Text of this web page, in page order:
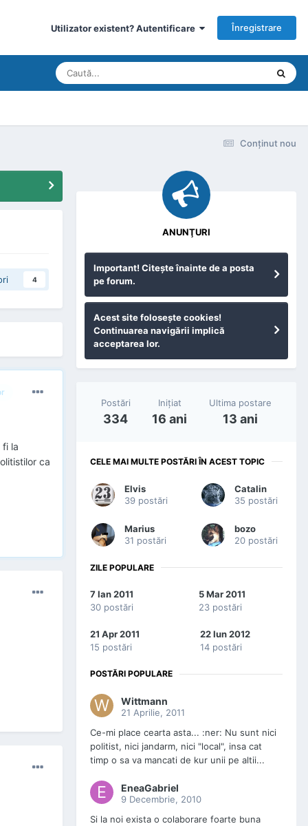
Utilizator existent? Autentificare Înregistrare
Conţinut nou
4
fi la
ca
ANUNŢURI
Important! Citeşte înainte de a posta
pe forum.
Acest site foloseşte cookies!
Continuarea navigării implică
acceptarea lor.
Postări
334
Iniţiat
16 ani
Ultima postare
13 ani
CELE MAI MULTE POSTĂRI ÎN ACEST TOPIC
Elvis
39 postări
Catalin
35 postări
Marius
31 postări
bozo
20 postări
ZILE POPULARE
7 Ian 2011
30 postări
5 Mar 2011
23 postări
21 Apr 2011
15 postări
22 Iun 2012
14 postări
POSTĂRI POPULARE
Wittmann
21 Aprilie, 2011
Ce-mi place cearta asta... :ner: Nu sunt nici
politist, nici jandarm, nici "local", insa cat
timp o sa va mancati de kur unii pe altii...
EneaGabriel
9 Decembrie, 2010
Si la noi exista o colaborare foarte buna